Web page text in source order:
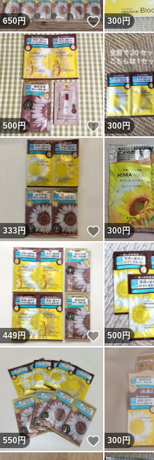
650円 いいね！
300円
500円 いいね！
300円
333円 いいね！
300円
449円 いいね！
500円
550円 いいね！
300円